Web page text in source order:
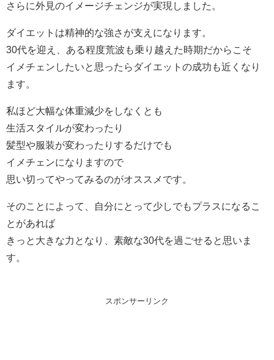
さらに外見のイメージチェンジが実現しました。
ダイエットは精神的な強さが支えになります。
30代を迎え、ある程度荒波も乗り越えた時期だからこそ
イメチェンしたいと思ったらダイエットの成功も近くなり
ます。
私ほど大幅な体重減少をしなくとも
生活スタイルが変わったり
髪型や服装が変わったりするだけでも
イメチェンになりますので
思い切ってやってみるのがオススメです。
そのことによって、自分にとって少しでもプラスになるこ
とがあれば
きっと大きな力となり、素敵な30代を過ごせると思いま
す。
スポンサーリンク